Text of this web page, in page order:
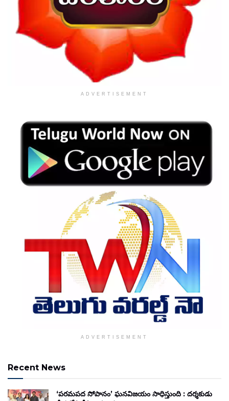
ADVERTISEMENT
ADVERTISEMENT
Recent News
‘పరమపద సోపానం’ ఘనవిజయం సాధిస్తుంది : దర్శకుడు